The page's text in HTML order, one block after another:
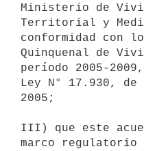
Ministerio de
Territorial y
conformidad con
Quinquenal de
período 2005-
Ley N° 17.930,
2005;
III) que este
marco